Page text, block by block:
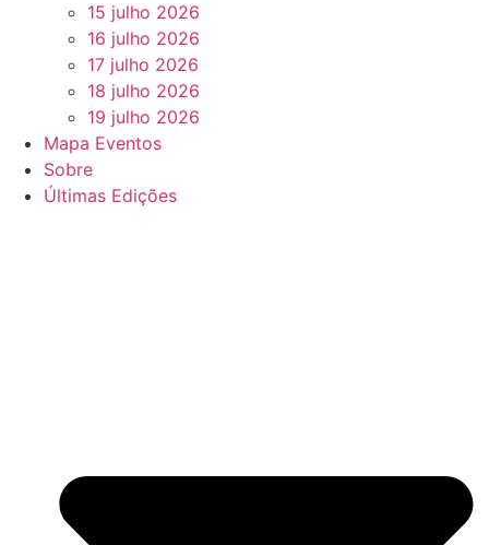
15 julho 2026
16 julho 2026
17 julho 2026
18 julho 2026
19 julho 2026
Mapa Eventos
Sobre
Últimas Edições